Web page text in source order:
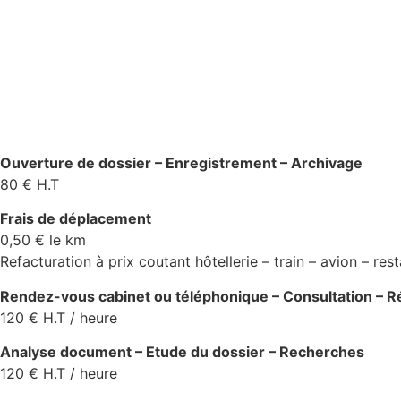
Ouverture de dossier – Enregistrement – Archivage
80 € H.T
Frais de déplacement
0,50 € le km
Refacturation à prix coutant hôtellerie – train – avion –
Rendez-vous cabinet ou téléphonique – Consultation –
120 € H.T / heure
Analyse document – Etude du dossier – Recherches
120 € H.T / heure